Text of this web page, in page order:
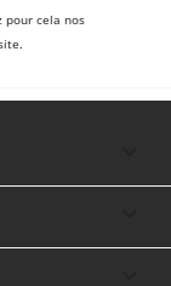
pour cela nos